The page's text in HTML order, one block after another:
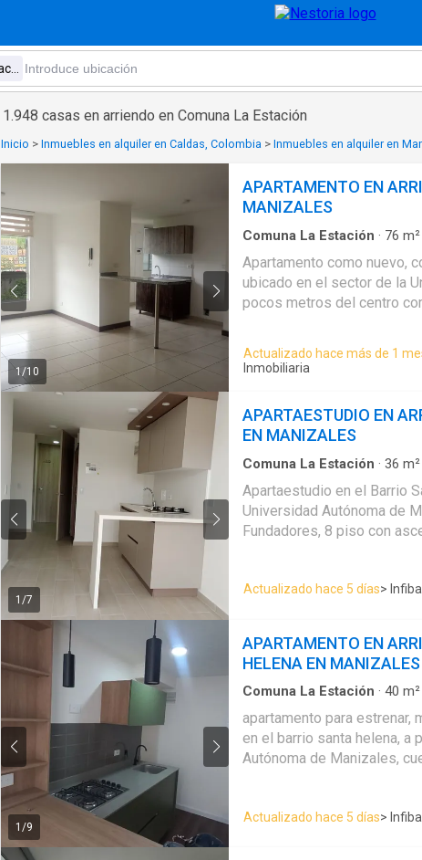
1.948 casas en arriendo en Comuna La Estación
Inicio > Inmuebles en alquiler en Caldas, Colombia > Inmuebles en alquiler en
1/10
APARTAMENTO EN
MANIZALES
Comuna La Estación · 76 m²
Aparcadero· Ascensor·
panorámica
Apartamento como nuevo,
ubicado en el sector de la
pocos metros del centro
sala comedor, cocina
garaje y depósito, cada habitación tiene closet; en edificio con
vigilancia privada,
Actualizado hace más de 1
Inmobiliaria
1 /7
APARTAESTUDIO EN
EN MANIZALES
Comuna La Estación · 36 m²
Gas natural·Vigilante·
Apartaestudio en el Barrio
Universidad Autónoma de
Fundadores, 8 piso con
integral con barra
moto.
Actualizado hace 5 días>
1 /9
APARTAMENTO EN
HELENA EN MANIZALES
Comuna La Estación · 40 m²
Seguridad privada
apartamento para estrenar,
en el barrio santa helena, a
Autónoma de Manizales,
Actualizado hace 5 días>